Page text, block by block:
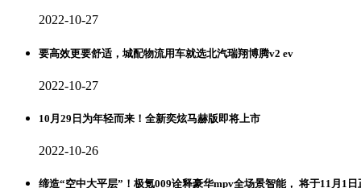
2022-10-27
要高效更要舒适，城配物流用车就选北汽瑞翔博腾v2 ev
2022-10-27
10月29日为年轻而来！全新奕炫马赫版即将上市
2022-10-26
缔造“空中大平层”！极氪009诠释豪华mpv全场景智能， 将于11月1日